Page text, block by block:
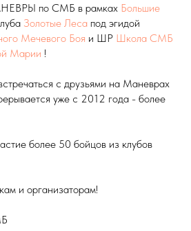
по СМБ в рамках Большие
Золотые Леса под эгидой
Мечевого Боя и ШР Школа СМБ
Марии !
с друзьями на Маневрах
уже с 2012 года - более
более 50 бойцов из клубов
и организаторам!